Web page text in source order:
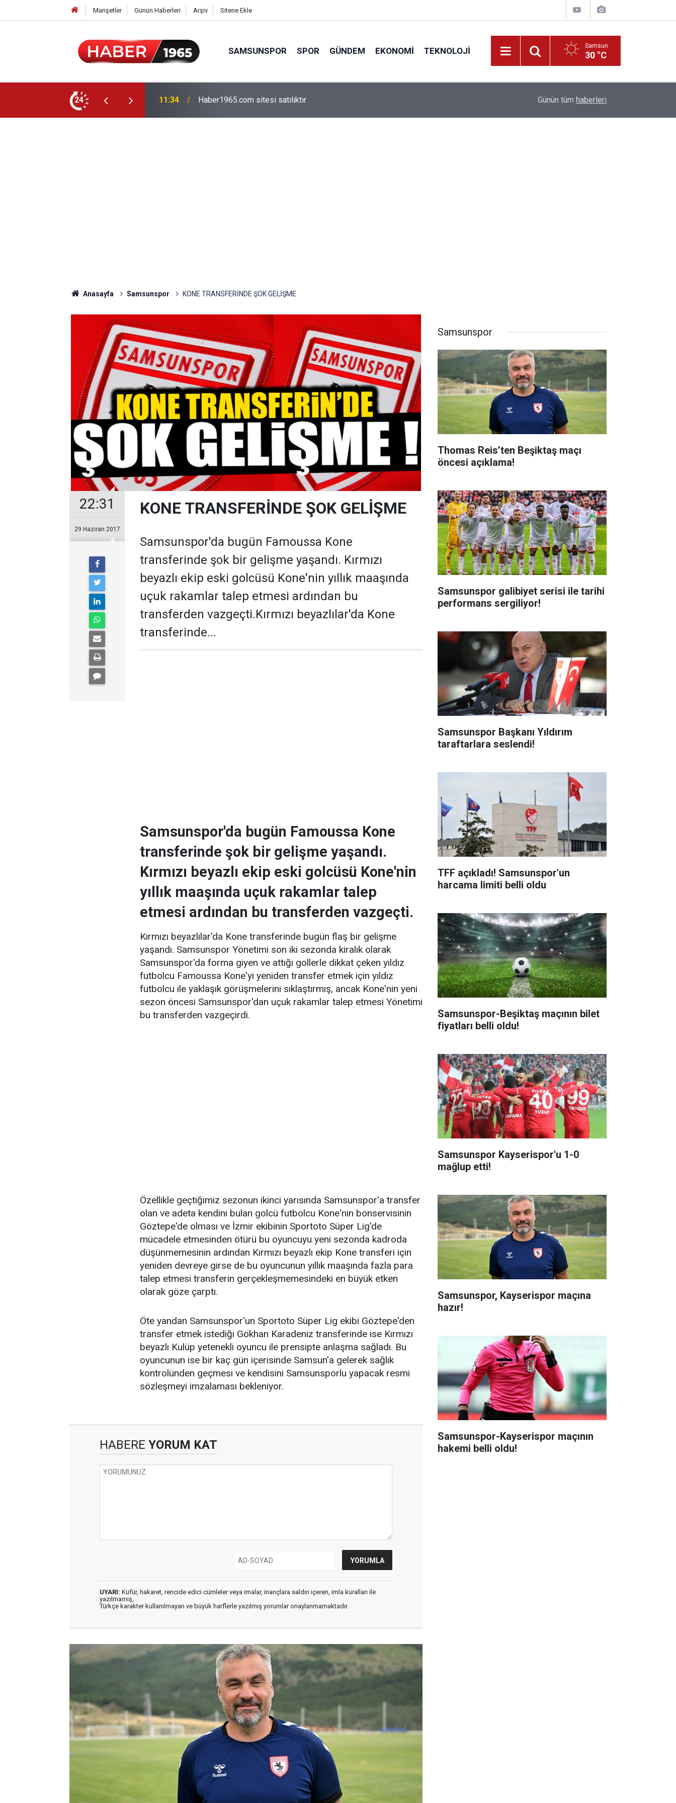
Manşetler Günün Haberleri Arşiv Sitene Ekle
SAMSUNSPOR SPOR GÜNDEM EKONOMI TEKNOLOJI Samsun
30 °C
24 15:52 Milyonlarca emekliyi ilgilendiriyor: Zamlı maaşlar hesaplarda Fahiş fiyatlar nedeniyle işletmelere 101 milyon
Günün tüm haberleri
Anasayfa Samsunspor KONE TRANSFERİNDE ŞOK GELİŞME
22:31
29 Haziran 2017
KONE TRANSFERİNDE ŞOK GELİŞME
Samsunspor'da bugün Famoussa Kone
transferinde şok bir gelişme yaşandı. Kırmızı
beyazlı ekip eski golcüsü Kone'nin yıllık maaşında
uçuk rakamlar talep etmesi ardından bu
transferden vazgeçti.Kırmızı beyazlılar'da Kone
transferinde...
Samsunspor'da bugün Famoussa Kone
transferinde şok bir gelişme yaşandı.
Kırmızı beyazlı ekip eski golcüsü Kone'nin
yıllık maaşında uçuk rakamlar talep
etmesi ardından bu transferden vazgeçti.
Kırmızı beyazlılar'da Kone transferinde bugün flaş bir gelişme
yaşandı. Samsunspor Yönetimi son iki sezonda kiralık olarak
Samsunspor'da forma giyen ve attığı gollerle dikkat çeken yıldız
futbolcu Famoussa Kone'yi yeniden transfer etmek için yıldız
futbolcu ile yaklaşık görüşmelerini sıklaştırmış, ancak Kone'nin yeni
sezon öncesi Samsunspor'dan uçuk rakamlar talep etmesi Yönetimi
bu transferden vazgeçirdi.
Özellikle geçtiğimiz sezonun ikinci yarısında Samsunspor'a transfer
olan ve adeta kendini bulan golcü futbolcu Kone'nin bonservisinin
Göztepe'de olması ve İzmir ekibinin Sportoto Süper Lig'de
mücadele etmesinden ötürü bu oyuncuyu yeni sezonda kadroda
düşünmemesinin ardından Kırmızı beyazlı ekip Kone transferi için
yeniden devreye girse de bu oyuncunun yıllık maaşında fazla para
talep etmesi transferin gerçekleşmemesindeki en büyük etken
olarak göze çarptı.
Öte yandan Samsunspor'un Sportoto Süper Lig ekibi Göztepe'den
transfer etmek istediği Gökhan Karadeniz transferinde ise Kırmızı
beyazlı Kulüp yetenekli oyuncu ile prensipte anlaşma sağladı. Bu
oyuncunun ise bir kaç gün içerisinde Samsun'a gelerek sağlık
kontrolünden geçmesi ve kendisini Samsunsporlu yapacak resmi
sözleşmeyi imzalaması bekleniyor.
HABERE YORUM KAT
UYARI: Küfür, hakaret, rencide edici cümleler veya imalar, inançlara saldırı içeren, imla kuralları ile
yazılmamış,
Türkçe karakter kullanılmayan ve büyük harflerle yazılmış yorumlar onaylanmamaktadır.
Samsunspor
Thomas Reis’ten Beşiktaş maçı
öncesi açıklama!
Samsunspor galibiyet serisi ile tarihi
performans sergiliyor!
Samsunspor Başkanı Yıldırım
taraftarlara seslendi!
TFF açıkladı! Samsunspor'un
harcama limiti belli oldu
Samsunspor-Beşiktaş maçının bilet
fiyatları belli oldu!
Samsunspor Kayserispor'u 1-0
mağlup etti!
Samsunspor, Kayserispor maçına
hazır!
Samsunspor-Kayserispor maçının
hakemi belli oldu!